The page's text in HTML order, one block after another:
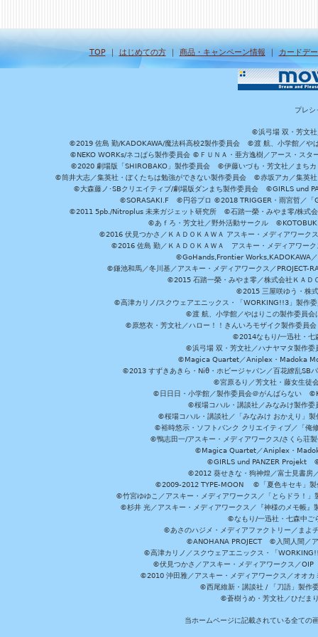
TOP｜ はじめての方｜ 商品・キャンペーン情報 ｜ カードデ
プレシ
©浜弓場 双・芳文社
©2019 佐島 勤/KADOKAWA/魔法科高校2製作委員会 ©渡 航、小学館／や
©NEKO WORKs/ネコぱら製作委員会 ©ＦＵＮＡ・亜方逸樹／アース・ス
©2020 劇場版「SHIROBAKO」製作委員会 ©伊藤いづも・芳文社／まち
©筒井大志／集英社・ぼくたちは勉強ができない製作委員会 ©赤坂アカ／集英
©大森藤ノ･SBクリエイティブ/劇場版ダンまち製作委員会 ©GIRLS und
©SORASAKI.F ©円谷プロ ©2018 TRIGGER・雨宮哲／
©2011 5pb./Nitroplus 未来ガジェット研究所 ©石踏一榮・みやま零/株式
©あｆろ・芳文社／野外活動サークル
©2016 伏見つかさ／ＫＡＤＯＫＡＷＡ アスキー・メディアワー
©2016 佐島 勤／ＫＡＤＯＫＡＷＡ アスキー・メディアワ
©GoHands,Frontier Works,KADOKAWA
©鎌池和馬／冬川基／アスキー・メディアワークス／
©2015 石踏一榮・みやま零／株式会社ＫＡＤ
©2015 三屋咲ゆう・株
©高津カリノ/スクウェアエニックス・「WORKING!!3」製作
©渡 航、小学館／やはりこの製作委員
©原悠衣・芳文社／ハロー！！きんいろモザイク製作委員
©2014なもり/一迅社・
©浜弓場 双・芳文社／ハナヤマタ製作
©Magica Quartet／Aniplex・Madoka
©2013 すずきあきら・Niθ・ホビージャパン／百花繚乱
©宮原るり／芳文社・藤女生徒
©日日日・小学館／製作委員会＠がんばらない
©桜場コハル・講談社／みなみけ製作
©桜場コハル・講談社／「みなみけ おかえり」
©裕時悠示・ソフトバンク クリエイティブ／「
©鴨志田一/アスキー・メディアワークス/さく
©Magica Quartet／Aniplex・
©GIRLS und PANZER Projekt ©
©2012 葵せきな・狗神煌／富士見書
©2009-2012 TYPE-MOON ©「夏色キセキ」製
©竹宮ゆゆこ／アスキー・メディアワークス／「とらドラ！
©杉井 光／アスキー・メディアワークス／『神様のメモ帳
©なもり/一迅社・七森中
©あさのハジメ・メディアファクトリー／ま
©ANOHANA PROJECT ©入間人間／ア
©高津カリノ／スクウェアエニックス・「
©伏見つかさ／アスキー・メディアワークス／
©2010 沖田雅／アスキー・メディアワークス／オオ
©西尾維新・講談社 / 「刀語」製作
©蒼樹うめ・芳文社／ひだま
当ホームページに記載されている全ての